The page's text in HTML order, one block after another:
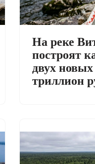
На реке
построят
двух
триллион